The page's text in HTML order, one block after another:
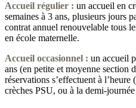
Accueil régulier : un accueil en
semaines à 3 ans, plusieurs jours
contrat annuel renouvelable tous
en école maternelle.
Accueil occasionnel : un accueil
ans (en petite et moyenne section
réservations s’effectuent à
crèches PSU, ou à la demi-